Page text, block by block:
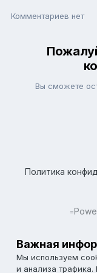
Комментариев нет
Вы сможете
Политика
=
Важная
Мы используем
и анализа